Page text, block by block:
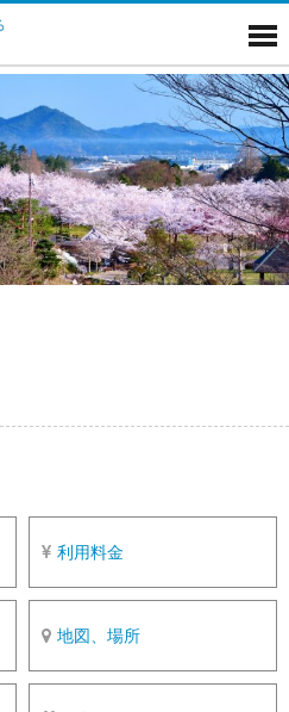
利用料金
地図、場所